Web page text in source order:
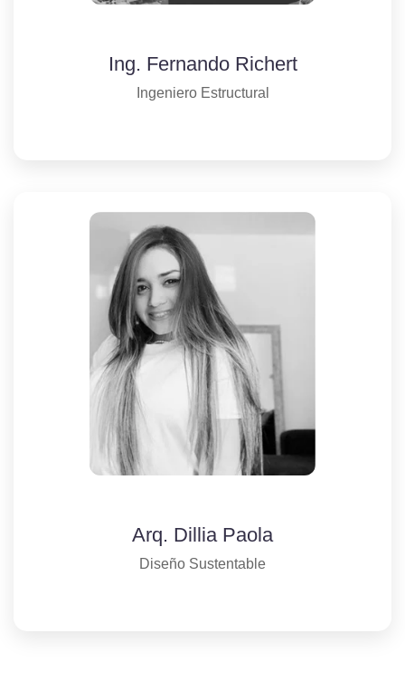
Ing. Fernando Richert
Ingeniero Estructural
Arq. Dillia Paola
Diseño Sustentable